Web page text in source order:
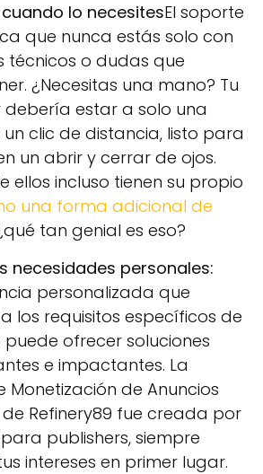
lo necesitesEl soporte
que nunca estás solo con
técnicos o dudas que
¿Necesitas una mano? Tu
estar a solo una
clic de distancia, listo para
un abrir y cerrar de ojos.
ellos incluso tienen su propio
una forma adicional de
tan genial es eso?
necesidades personales:
personalizada que
los requisitos específicos de
ofrecer soluciones
e impactantes. La
Monetización de Anuncios
de Refinery89 fue creada por
publishers, siempre
intereses en primer lugar.